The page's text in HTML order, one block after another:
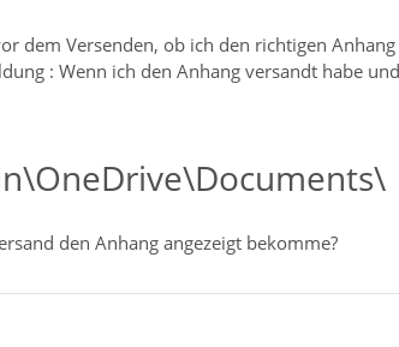
dem Versenden, ob ich den richtigen
: Wenn ich den Anhang versandt habe
den Anhang angezeigt bekomme?